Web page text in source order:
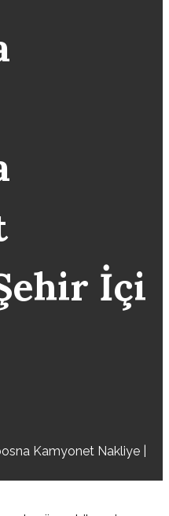
İçi
Kamyonet Nakliye |